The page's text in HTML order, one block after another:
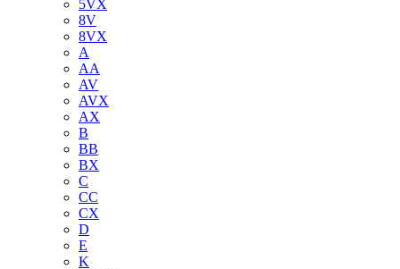
5VX
8V
8VX
A
AA
AV
AVX
AX
B
BB
BX
C
CC
CX
D
E
K